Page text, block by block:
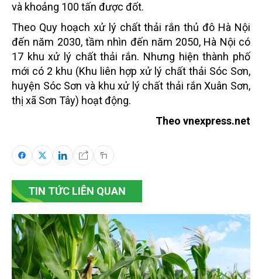
và khoảng 100 tấn được đốt.
Theo Quy hoạch xử lý chất thải rắn thủ đô Hà Nội
đến năm 2030, tầm nhìn đến năm 2050, Hà Nội có
17 khu xử lý chất thải rắn. Nhưng hiện thành phố
mới có 2 khu (Khu liên hợp xử lý chất thải Sóc Sơn,
huyện Sóc Sơn và khu xử lý chất thải rắn Xuân Sơn,
thị xã Sơn Tây) hoạt động.
Theo vnexpress.net
TIN TỨC LIÊN QUAN